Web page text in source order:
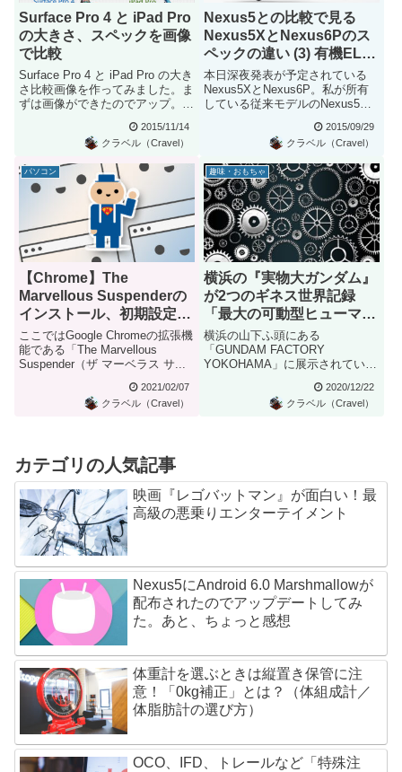
Surface Pro 4 と iPad Pro
の大きさ、スペックを画像
で比較
Surface Pro 4 と iPad Pro の大き
さ比較画像を作ってみました。ま
ずは画像ができたのでアップ。レ
2015/11/14
クラベル（Cravel）
Nexus5との比較で見る
Nexus5XとNexus6Pのス
ペックの違い (3) 有機ELの
焼き付きと指紋認証が気に
なる？
本日深夜発表が予定されている
Nexus5XとNexus6P。私が所有
している従来モデルのNexus5と
2015/09/29
クラベル（Cravel）
パソコン
【Chrome】The
Marvellous Suspenderの
インストール、初期設定方
法、設定項目解説
ここではGoogle Chromeの拡張機
能である「The Marvellous
Suspender（ザ マーベラス サ...
2021/02/07
クラベル（Cravel）
趣味・おもちゃ
横浜の『実物大ガンダム』
が2つのギネス世界記録
「最大の可動型ヒューマノ
イドロボット」＆「最大の
可動型ガンダム」に認定！
横浜の山下ふ頭にある
「GUNDAM FACTORY
YOKOHAMA」に展示されている
2020/12/22
クラベル（Cravel）
カテゴリの人気記事
映画『レゴバットマン』が面白い！最
高級の悪乗りエンターテイメント
Nexus5にAndroid 6.0 Marshmallowが
配布されたのでアップデートしてみ
た。あと、ちょっと感想
体重計を選ぶときは縦置き保管に注
意！「0kg補正」とは？（体組成計／
体脂肪計の選び方）
OCO、IFD、トレールなど「特殊注